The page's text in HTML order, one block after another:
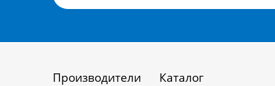
Производители Каталог